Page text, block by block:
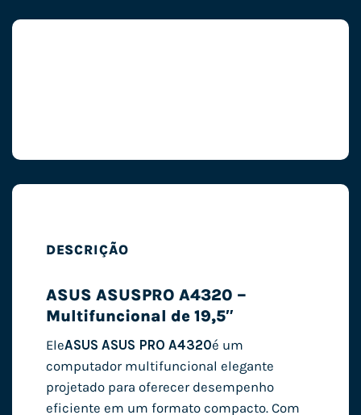
DESCRIÇÃO
ASUS ASUSPRO A4320 –
Multifuncional de 19,5″
EleASUS ASUS PRO A4320é um
computador multifuncional elegante
projetado para oferecer desempenho
eficiente em um formato compacto. Com